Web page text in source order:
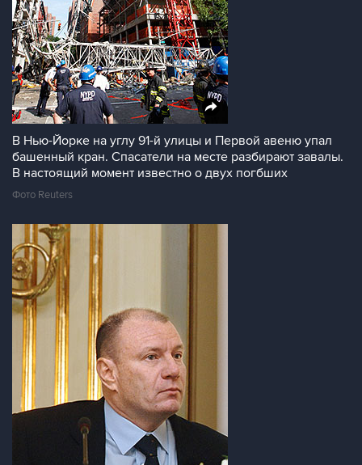
В Нью-Йорке на углу 91-й улицы и Первой авеню упал
башенный кран. Спасатели на месте разбирают завалы.
В настоящий момент известно о двух погбших
Фото Reuters